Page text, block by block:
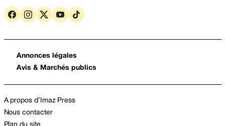
Annonces légales
Avis & Marchés publics
A propos d’Imaz Press
Nous contacter
Plan du site